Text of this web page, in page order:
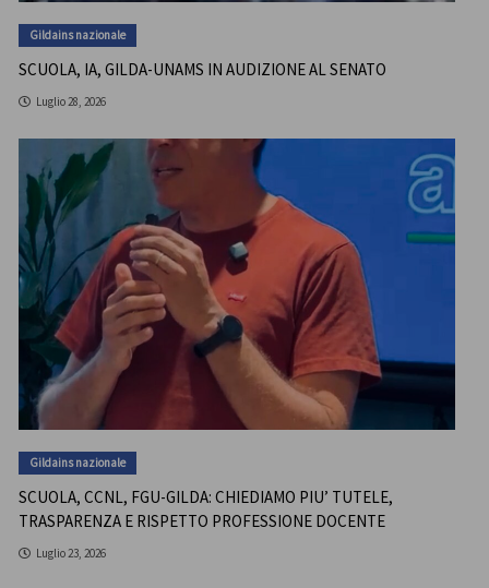
Gildains nazionale
SCUOLA, IA, GILDA-UNAMS IN AUDIZIONE AL SENATO
Luglio 28, 2026
Gildains nazionale
SCUOLA, CCNL, FGU-GILDA: CHIEDIAMO PIU’ TUTELE,
TRASPARENZA E RISPETTO PROFESSIONE DOCENTE
Luglio 23, 2026